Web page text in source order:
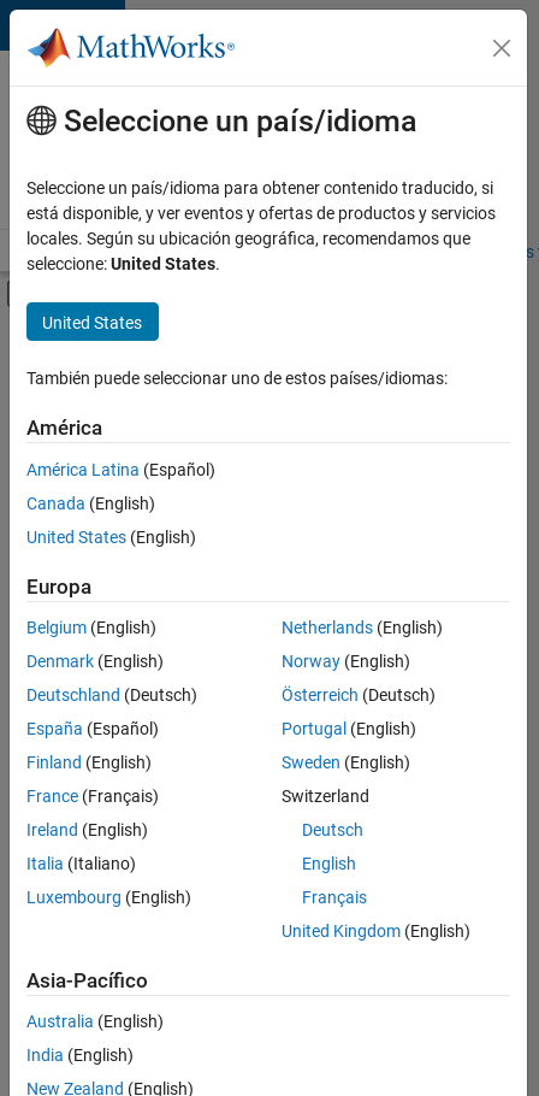
Saltar al contenido
Ofertas
de
empleo
MathWorks
Visión general Búsqueda de empleo Oficinas locales
Contenido principal
FILTRADO POR
Industry Marketing
Ordenar por
Guardar
empleos
seleccionados
No se
han
traducido
todos
los
empleos.
Busque
por
ubicación
todos
empleos
en su
zona.
Seleccione un país/idioma
Seleccione un país/idioma para obtener contenido traducido, si
está disponible, y ver eventos y ofertas de productos y servicios
locales. Según su ubicación geográfica, recomendamos que
seleccione:United States.
United States
También puede seleccionar uno de estos países/idiomas:
América
América Latina (Español)
Canada (English)
United States (English)
Europa
Belgium (English)
Denmark (English)
Deutschland (Deutsch)
España (Español)
Finland (English)
France (Français)
Ireland (English)
Italia (Italiano)
Luxembourg (English)
Netherlands(English)
Norway(English)
Österreich (Deutsch)
Portugal (English)
Sweden (English)
Switzerland
Deutsch
English
Français
United Kingdom(English)
Asia-Pacífico
Australia (English)
India (English)
New Zealand (English)